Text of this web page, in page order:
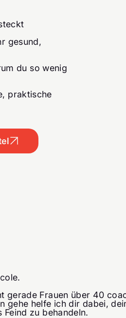
gesund,
du so wenig
praktische
gerade Frauen über 40
gehe helfe ich dir dabei,
Feind zu behandeln.